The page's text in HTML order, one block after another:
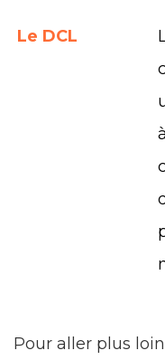
Le DCL
Pour aller plus